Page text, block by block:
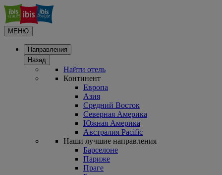
МЕНЮ
Направления
Назад
Найти отель
Континент
Европа
Азия
Средний Восток
Северная Америка
Южная Америка
Австралия Pacific
Наши лучшие направления
Барселоне
Париже
Праге